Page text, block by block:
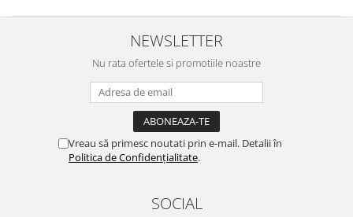
NEWSLETTER
Nu rata ofertele si promotiile noastre
Vreau să primesc noutati prin e-mail. Detalii în
Politica de Confidențialitate.
SOCIAL